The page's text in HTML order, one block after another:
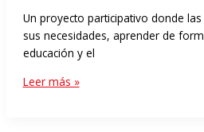
Un proyecto participativo donde
sus necesidades, aprender de
educación y el
Leer más »